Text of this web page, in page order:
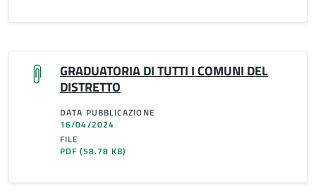
GRADUATORIA DI TUTTI I COMUNI DEL
DISTRETTO
DATA PUBBLICAZIONE
16/04/2024
FILE
PDF(58.78 KB)